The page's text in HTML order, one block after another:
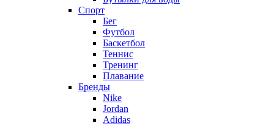
Спорт
Бег
Футбол
Баскетбол
Теннис
Тренинг
Плавание
Бренды
Nike
Jordan
Adidas